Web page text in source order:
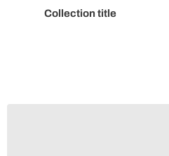
Collection title